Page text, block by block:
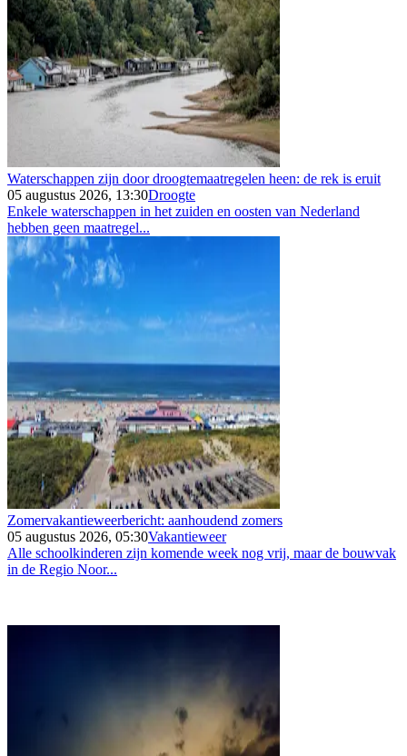
Waterschappen zijn door droogtemaatregelen heen: de rek is eruit
05 augustus 2026, 13:30Droogte
Enkele waterschappen in het zuiden en oosten van Nederland
hebben geen maatregel...
Zomervakantieweerbericht: aanhoudend zomers
05 augustus 2026, 05:30Vakantieweer
Alle schoolkinderen zijn komende week nog vrij, maar de bouwvak
in de Regio Noor...